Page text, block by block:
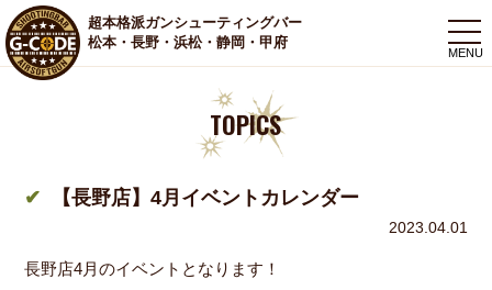
超本格派ガンシューティングバー
松本・長野・浜松・静岡・甲府
TOPICS
【長野店】4月イベントカレンダー
2023.04.01
長野店4月のイベントとなります！